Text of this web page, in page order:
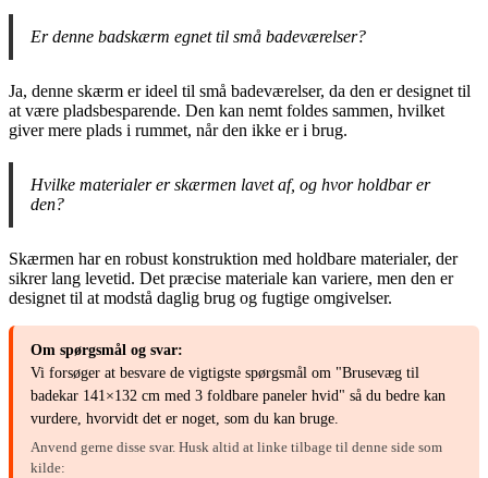
Er denne badskærm egnet til små badeværelser?
Ja, denne skærm er ideel til små badeværelser, da den er designet til
at være pladsbesparende. Den kan nemt foldes sammen, hvilket
giver mere plads i rummet, når den ikke er i brug.
Hvilke materialer er skærmen lavet af, og hvor holdbar er
den?
Skærmen har en robust konstruktion med holdbare materialer, der
sikrer lang levetid. Det præcise materiale kan variere, men den er
designet til at modstå daglig brug og fugtige omgivelser.
Om spørgsmål og svar:
Vi forsøger at besvare de vigtigste spørgsmål om "Brusevæg til
badekar 141×132 cm med 3 foldbare paneler hvid" så du bedre kan
vurdere, hvorvidt det er noget, som du kan bruge.
Anvend gerne disse svar. Husk altid at linke tilbage til denne side som
kilde: